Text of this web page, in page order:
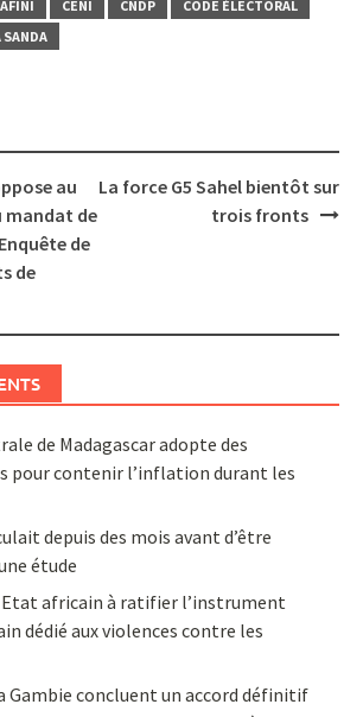
CENI CNDP
CODE ÉLECTORAL
SANDA
au
mandat de
de
de
La force G5 Sahel bientôt sur
trois fronts
de Madagascar adopte des
pour contenir l’inflation durant les
depuis des mois avant d’être
étude
Etat africain à ratifier l’instrument
dédié aux violences contre les
Gambie concluent un accord définitif